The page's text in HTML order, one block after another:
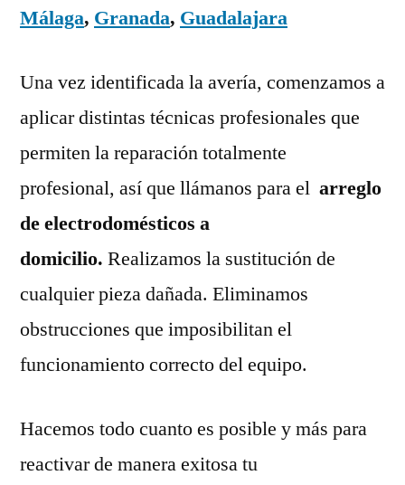
Málaga, Granada, Guadalajara
Una vez identificada la avería, comenzamos a
aplicar distintas técnicas profesionales que
permiten la reparación totalmente
profesional, así que llámanos para el arreglo
de electrodomésticos a
domicilio. Realizamos la sustitución de
cualquier pieza dañada. Eliminamos
obstrucciones que imposibilitan el
funcionamiento correcto del equipo.
Hacemos todo cuanto es posible y más para
reactivar de manera exitosa tu